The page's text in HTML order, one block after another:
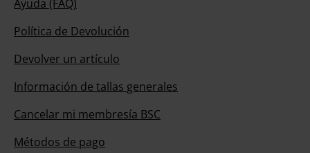
Ayuda (FAQ)
Política de Devolución
Devolver un artículo
Información de tallas generales
Cancelar mi membresía BSC
Métodos de pago